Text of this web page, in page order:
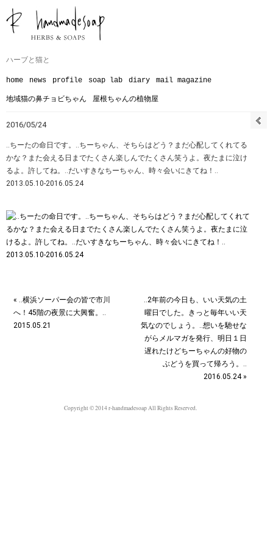
ハーブと猫と
home news profile soap lab diary mail magazine
地域猫の鼻チョビちゃん 屋根ちゃんの植物屋
2016/05/24
‥ちーたの命日です。‥ちーちゃん、そちらはどう？まだ心配してくれてる
かな？また会える日までたくさん楽しんでたくさん笑うよ。夜たまに泣け
るよ。許してね。‥だいすきなちーちゃん、時々会いにきてね！‥
2013.05.10-2016.05.24
« ‥横浜ソーパー会の皆で市川
へ！45階の夜景に大興奮。‥
2015.05.21
‥2年前の今日も、いい天気の土
曜日でした。きっと毎年いい天
気なのでしょう。‥想いを馳せな
がらメルマガを発行、明日１日
遅れたけどちーちゃんの好物の
ぶどうを買って帰ろう。‥
2016.05.24 »
Copyright © 2014 r-handmadesoap All Rights Reserved.